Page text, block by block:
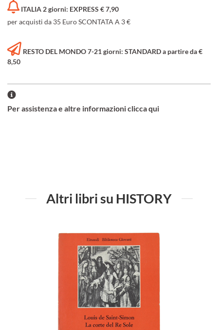
ITALIA 2 giorni: EXPRESS € 7,90
per acquisti da 35 Euro SCONTATA A 3 €
RESTO DEL MONDO 7-21 giorni: STANDARD a partire da €
8,50
Per assistenza e altre informazioni clicca qui
Altri libri su HISTORY